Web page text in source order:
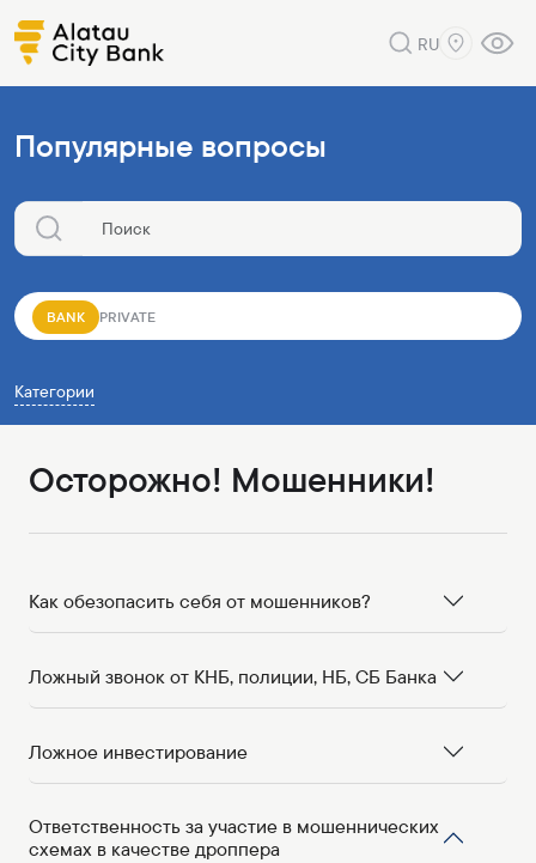
RU
Популярные вопросы
BANK PRIVATE
Категории
Осторожно! Мошенники!
Как обезопасить себя от мошенников?
Ложный звонок от КНБ, полиции, НБ, СБ Банка
Ложное инвестирование
Ответственность за участие в мошеннических
схемах в качестве дроппера